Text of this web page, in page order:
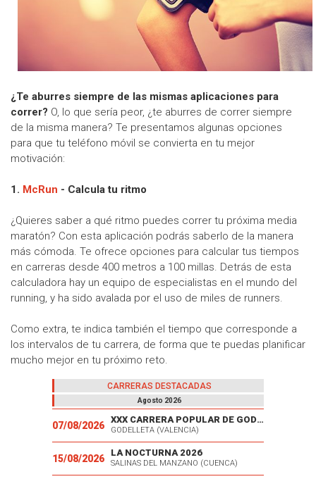
¿Te aburres siempre de las mismas aplicaciones para
correr? O, lo que sería peor, ¿te aburres de correr siempre
de la misma manera? Te presentamos algunas opciones
para que tu teléfono móvil se convierta en tu mejor
motivación:
1. McRun - Calcula tu ritmo
¿Quieres saber a qué ritmo puedes correr tu próxima media
maratón? Con esta aplicación podrás saberlo de la manera
más cómoda. Te ofrece opciones para calcular tus tiempos
en carreras desde 400 metros a 100 millas. Detrás de esta
calculadora hay un equipo de especialistas en el mundo del
running, y ha sido avalada por el uso de miles de runners.
Como extra, te indica también el tiempo que corresponde a
los intervalos de tu carrera, de forma que te puedas planificar
mucho mejor en tu próximo reto.
CARRERAS DESTACADAS
Agosto 2026
07/08/2026
XXX CARRERA POPULAR DE GODELLETA
GODELLETA (VALENCIA)
15/08/2026
LA NOCTURNA 2026
SALINAS DEL MANZANO (CUENCA)